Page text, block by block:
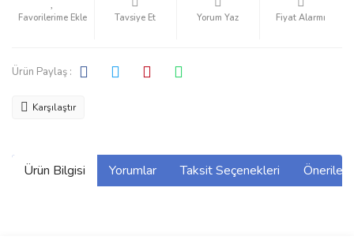
Tavsiye Et Yorum Yaz Fiyat Alarmı
Ürün Paylaş :
Karşılaştır
Ürün Bilgisi Yorumlar Taksit Seçenekleri